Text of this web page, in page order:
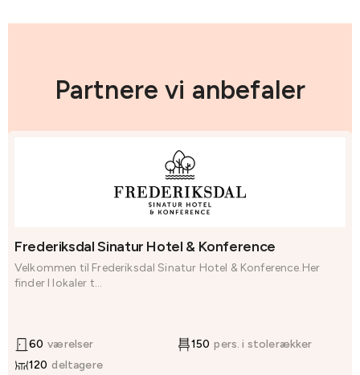
Partnere vi anbefaler
Frederiksdal Sinatur Hotel & Konference
Velkommen til Frederiksdal Sinatur Hotel & Konference.Her
finder I lokaler t...
60 værelser 150 pers. i stolerækker
120 deltagere